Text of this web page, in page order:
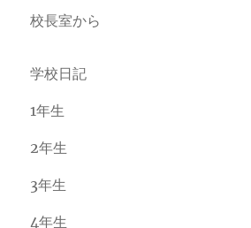
校長室から
学校日記
1年生
2年生
3年生
4年生